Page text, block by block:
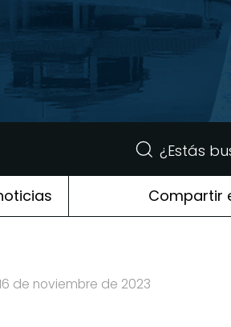
Compartir
de noviembre de 2023